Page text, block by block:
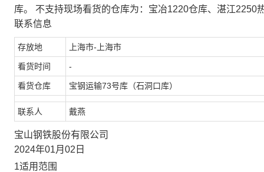
库。 不支持现场看货的仓库为：宝冶1220仓库、湛江2250
联系信息
存放地 上海市-上海市
看货时间 -
看货仓库 宝钢运输73号库（石洞口库）
联系人 戴燕
宝山钢铁股份有限公司
2024年01月02日
1适用范围